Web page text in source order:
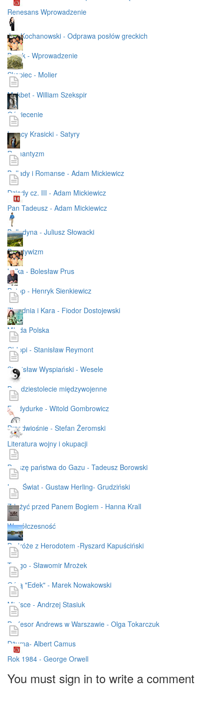
Renesans Wprowadzenie
Jan Kochanowski - Odprawa posłów greckich
Barok - Wprowadzenie
Skąpiec - Molier
Makbet - William Szekspir
Oświecenie
Ignacy Krasicki - Satyry
Romantyzm
Ballady i Romanse - Adam Mickiewicz
Dziady cz. III - Adam Mickiewicz
Pan Tadeusz - Adam Mickiewicz
Balladyna - Juliusz Słowacki
Pozytywizm
Lalka - Bolesław Prus
Potop - Henryk Sienkiewicz
Zbrodnia i Kara - Fiodor Dostojewski
Młoda Polska
Chłopi - Stanisław Reymont
Stanisław Wyspiański - Wesele
Dwudziestolecie międzywojenne
Ferdydurke - Witold Gombrowicz
Przedwiośnie - Stefan Żeromski
Literatura wojny i okupacji
Proszę państwa do Gazu - Tadeusz Borowski
Inny Świat - Gustaw Herling- Grudziński
Zdążyć przed Panem Bogiem - Hanna Krall
Współczesność
Podróże z Herodotem -Ryszard Kapuściński
Tango - Sławomir Mrożek
Górą "Edek" - Marek Nowakowski
Miejsce - Andrzej Stasiuk
Profesor Andrews w Warszawie - Olga Tokarczuk
Dżuma- Albert Camus
Rok 1984 - George Orwell
You must sign in to write a comment